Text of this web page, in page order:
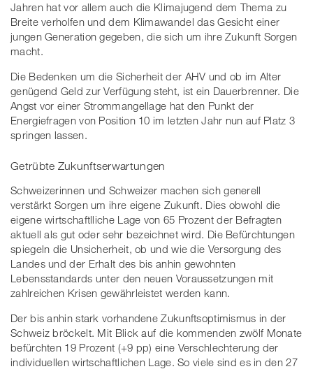
Jahren hat vor allem auch die Klimajugend dem Thema zu
Breite verholfen und dem Klimawandel das Gesicht einer
jungen Generation gegeben, die sich um ihre Zukunft Sorgen
macht.
Die Bedenken um die Sicherheit der AHV und ob im Alter
genügend Geld zur Verfügung steht, ist ein Dauerbrenner. Die
Angst vor einer Strommangellage hat den Punkt der
Energiefragen von Position 10 im letzten Jahr nun auf Platz 3
springen lassen.
Getrübte Zukunftserwartungen
Schweizerinnen und Schweizer machen sich generell
verstärkt Sorgen um ihre eigene Zukunft. Dies obwohl die
eigene wirtschaftlliche Lage von 65 Prozent der Befragten
aktuell als gut oder sehr bezeichnet wird. Die Befürchtungen
spiegeln die Unsicherheit, ob und wie die Versorgung des
Landes und der Erhalt des bis anhin gewohnten
Lebensstandards unter den neuen Voraussetzungen mit
zahlreichen Krisen gewährleistet werden kann.
Der bis anhin stark vorhandene Zukunftsoptimismus in der
Schweiz bröckelt. Mit Blick auf die kommenden zwölf Monate
befürchten 19 Prozent (+9 pp) eine Verschlechterung der
individuellen wirtschaftlichen Lage. So viele sind es in den 27